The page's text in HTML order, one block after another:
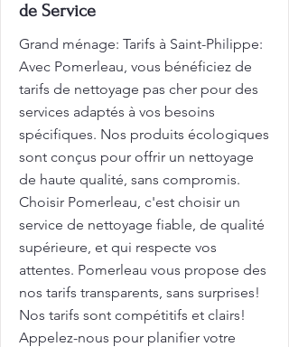
de Service
Grand ménage: Tarifs à Saint-Philippe:
Avec Pomerleau, vous bénéficiez de
tarifs de nettoyage pas cher pour des
services adaptés à vos besoins
spécifiques. Nos produits écologiques
sont conçus pour offrir un nettoyage
de haute qualité, sans compromis.
Choisir Pomerleau, c'est choisir un
service de nettoyage fiable, de qualité
supérieure, et qui respecte vos
attentes. Pomerleau vous propose des
nos tarifs transparents, sans surprises!
Nos tarifs sont compétitifs et clairs!
Appelez-nous pour planifier votre